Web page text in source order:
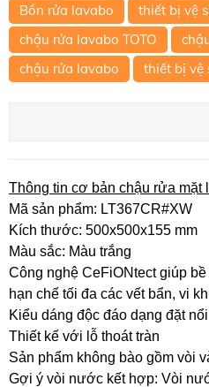
Bồn rửa lavabo
thiết bị vệ
chậu rửa lavabo TOTO
chậu rửa lavabo
thiết bị vệ
Thông tin cơ bản chậu rửa mặt
Mã sản phẩm: LT367CR#XW
Kích thước: 500x500x155 mm
Màu sắc: Màu trắng
Công nghệ CeFiONtect giúp
hạn chế tối đa các vết bẩn, vi
Kiểu dáng độc đáo dạng đặt
Thiết kế với lỗ thoát tràn
Sản phẩm không bào gồm vòi
Gợi ý vòi nước kết hợp: Vòi